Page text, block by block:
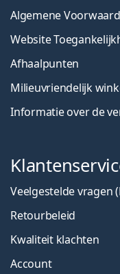
Algemene
Website
Afhaalpunten
Milieuvriendelijk
Informatie over de
Veelgestelde vragen
Retourbeleid
Kwaliteit klachten
Account